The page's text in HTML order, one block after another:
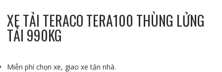
XE TẢI TERACO TERA100 THÙNG LỬNG
TẢI 990KG
Miễn phí chọn xe, giao xe tận nhà.